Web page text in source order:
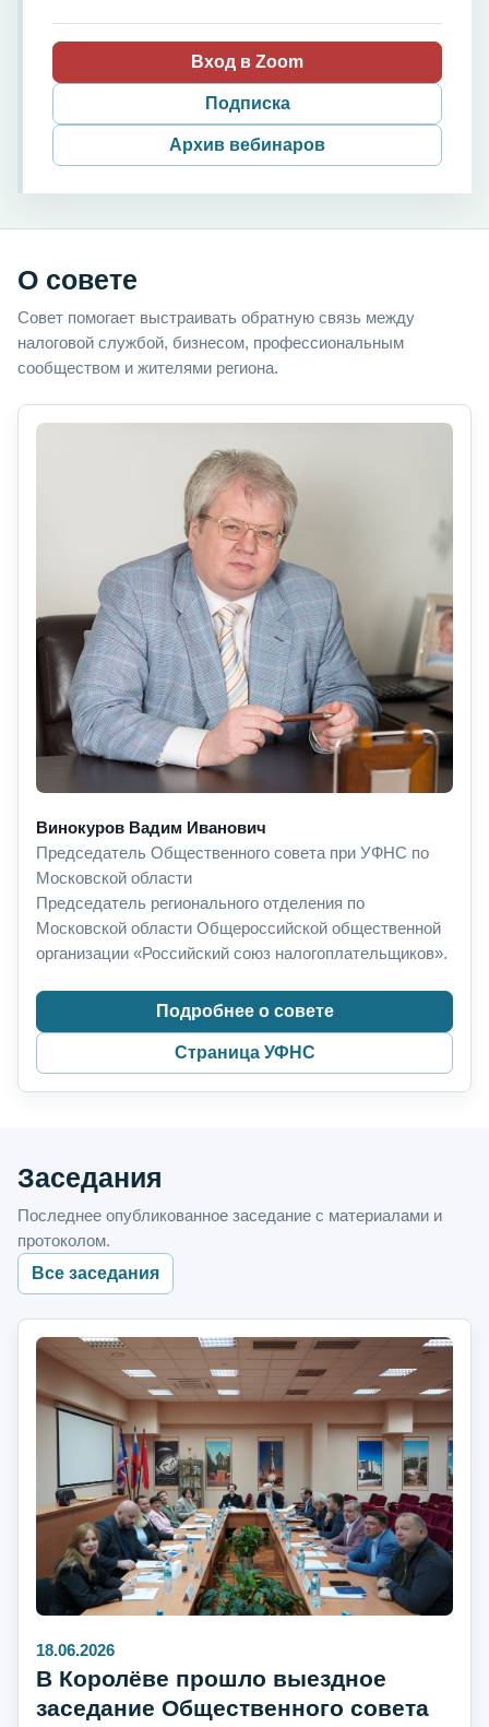
Вход в Zoom
Подписка
Архив вебинаров
О совете
Совет помогает выстраивать обратную связь между
налоговой службой, бизнесом, профессиональным
сообществом и жителями региона.
Винокуров Вадим Иванович
Председатель Общественного совета при УФНС по
Московской области
Председатель регионального отделения по
Московской области Общероссийской общественной
организации «Российский союз налогоплательщиков».
Подробнее о совете
Страница УФНС
Заседания
Последнее опубликованное заседание с материалами и
протоколом.
Все заседания
18.06.2026
В Королёве прошло выездное
заседание Общественного совета